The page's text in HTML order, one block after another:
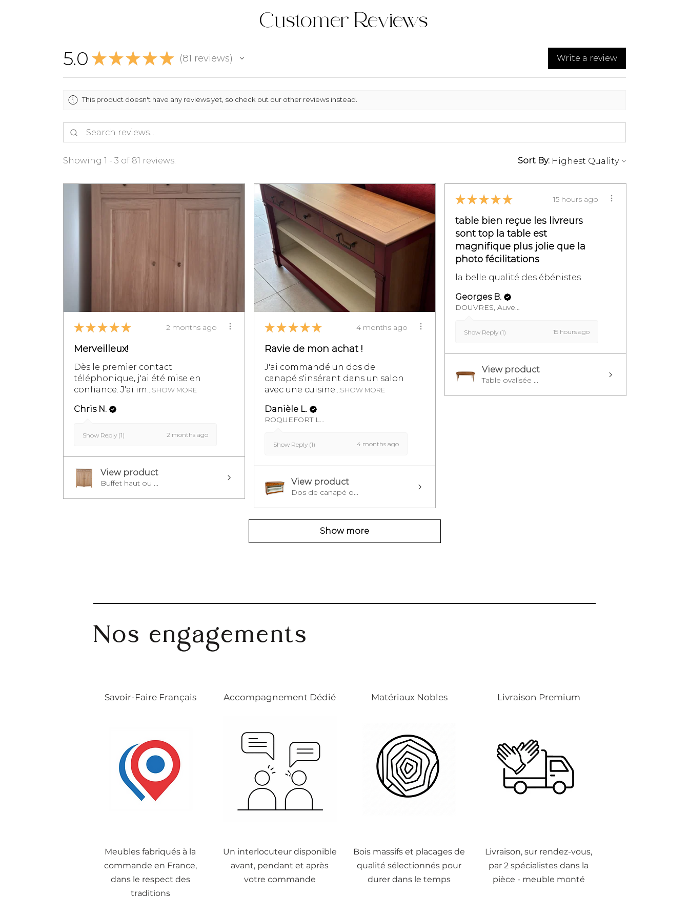
mail à info@monpetitmeublefrancais.com.
​Pour plus d'informations sur les retours de
Customer Reviews
5.0 ★ ★ ★ ★ ★ 81 reviews
81 Write a review
This product doesn't have any reviews yet, so check out our other reviews instead.
Showing 1 - 3 of 81 reviews. Sort By:
★ ★ ★ ★ ★ 2 months ago
Merveilleux!
Dès le premier contact
téléphonique, j'ai été mise en
confiance. J'ai im...SHOW MORE
Chris N.
Show Reply (1) 2 months ago
View product
Buffet haut ou ...
★ ★ ★ ★ ★ 4 months ago
Ravie de mon achat !
J'ai commandé un dos de
canapé s'insérant dans un salon
avec une cuisine...SHOW MORE
Danièle L.
ROQUEFORT LES PINS, FR-PAC
Show Reply (1) 4 months ago
View product
Dos de canapé o...
★ ★ ★ ★ ★ 15 hours ago
table bien reçue les livreurs
sont top la table est
magnifique plus jolie que la
photo fécilitations
la belle qualité des ébénistes
Georges B.
DOUVRES, Auvergne-Rhône-Alpes
Show Reply (1) 15 hours ago
View product
Table ovalisée ...
Show more
Nos engagements
Savoir-Faire Français
Meubles fabriqués à la
commande en France,
dans le respect des
traditions
Accompagnement Dédié
Un interlocuteur disponible
avant, pendant et après
votre commande
Matériaux Nobles
Bois massifs et placages de
qualité sélectionnés pour
durer dans le temps
Livraison Premium
Livraison, sur rendez-vous,
par 2 spécialistes dans la
pièce - meuble monté